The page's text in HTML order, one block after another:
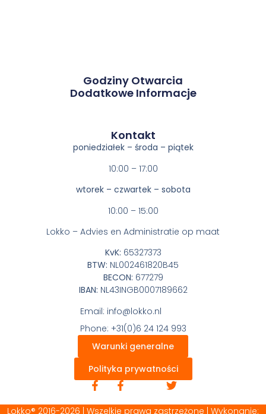
Godziny Otwarcia
Dodatkowe Informacje
Kontakt​
poniedziałek – środa – piątek
10:00 – 17:00
wtorek – czwartek – sobota
10:00 – 15:00
Lokko – Advies en Administratie op maat
KvK: 65327373
BTW: NL002461820B45
BECON: 677279
IBAN: NL43INGB0007189662
Email: info@lokko.nl
Phone: +31(0)6 24 124 993
Warunki generalne
Polityka prywatności
Lokko® 2016-2026 | Wszelkie prawa zastrzeżone | Wykonanie: